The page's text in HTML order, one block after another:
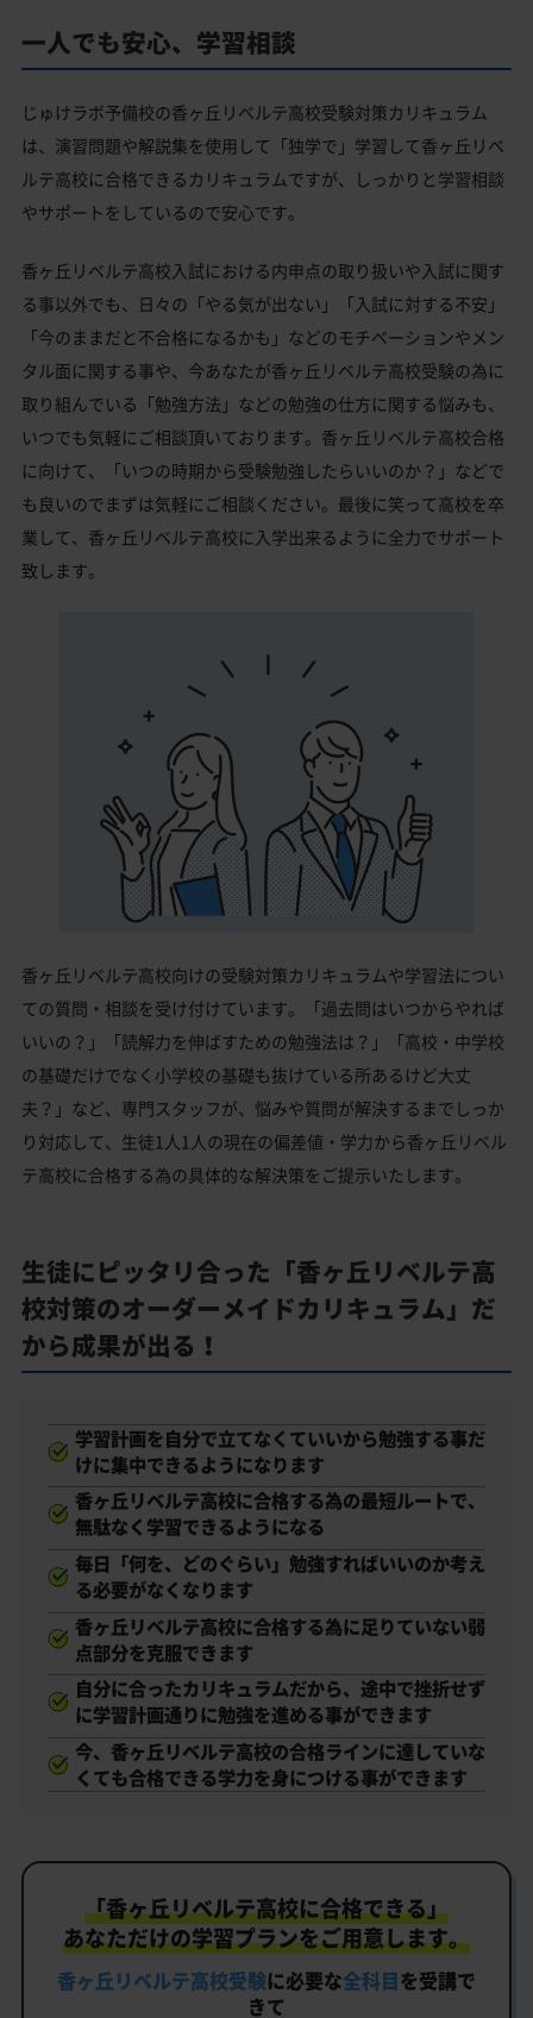
一人でも安心、学習相談
じゅけラボ予備校の香ヶ丘リベルテ高校受験対策カリキュラム
は、演習問題や解説集を使用して「独学で」学習して香ヶ丘リベ
ルテ高校に合格できるカリキュラムですが、しっかりと学習相談
やサポートをしているので安心です。
香ヶ丘リベルテ高校入試における内申点の取り扱いや入試に関す
る事以外でも、日々の「やる気が出ない」「入試に対する不安」
「今のままだと不合格になるかも」などのモチベーションやメン
タル面に関する事や、今あなたが香ヶ丘リベルテ高校受験の為に
取り組んでいる「勉強方法」などの勉強の仕方に関する悩みも、
いつでも気軽にご相談頂いております。香ヶ丘リベルテ高校合格
に向けて、「いつの時期から受験勉強したらいいのか？」などで
も良いのでまずは気軽にご相談ください。最後に笑って高校を卒
業して、香ヶ丘リベルテ高校に入学出来るように全力でサポート
致します。
香ヶ丘リベルテ高校向けの受験対策カリキュラムや学習法につい
ての質問・相談を受け付けています。「過去問はいつからやれば
いいの？」「読解力を伸ばすための勉強法は？」「高校・中学校
の基礎だけでなく小学校の基礎も抜けている所あるけど大丈
夫？」など、専門スタッフが、悩みや質問が解決するまでしっか
り対応して、生徒1人1人の現在の偏差値・学力から香ヶ丘リベル
テ高校に合格する為の具体的な解決策をご提示いたします。
生徒にピッタリ合った「香ヶ丘リベルテ高
校対策のオーダーメイドカリキュラム」だ
から成果が出る！
学習計画を自分で立てなくていいから勉強する事だ
けに集中できるようになります
香ヶ丘リベルテ高校に合格する為の最短ルートで、
無駄なく学習できるようになる
毎日「何を、どのぐらい」勉強すればいいのか考え
る必要がなくなります
香ヶ丘リベルテ高校に合格する為に足りていない弱
点部分を克服できます
自分に合ったカリキュラムだから、途中で挫折せず
に学習計画通りに勉強を進める事ができます
今、香ヶ丘リベルテ高校の合格ラインに達していな
くても合格できる学力を身につける事ができます
「香ヶ丘リベルテ高校に合格できる」
あなただけの学習プランをご用意します。
香ヶ丘リベルテ高校受験に必要な全科目を受講で
きて